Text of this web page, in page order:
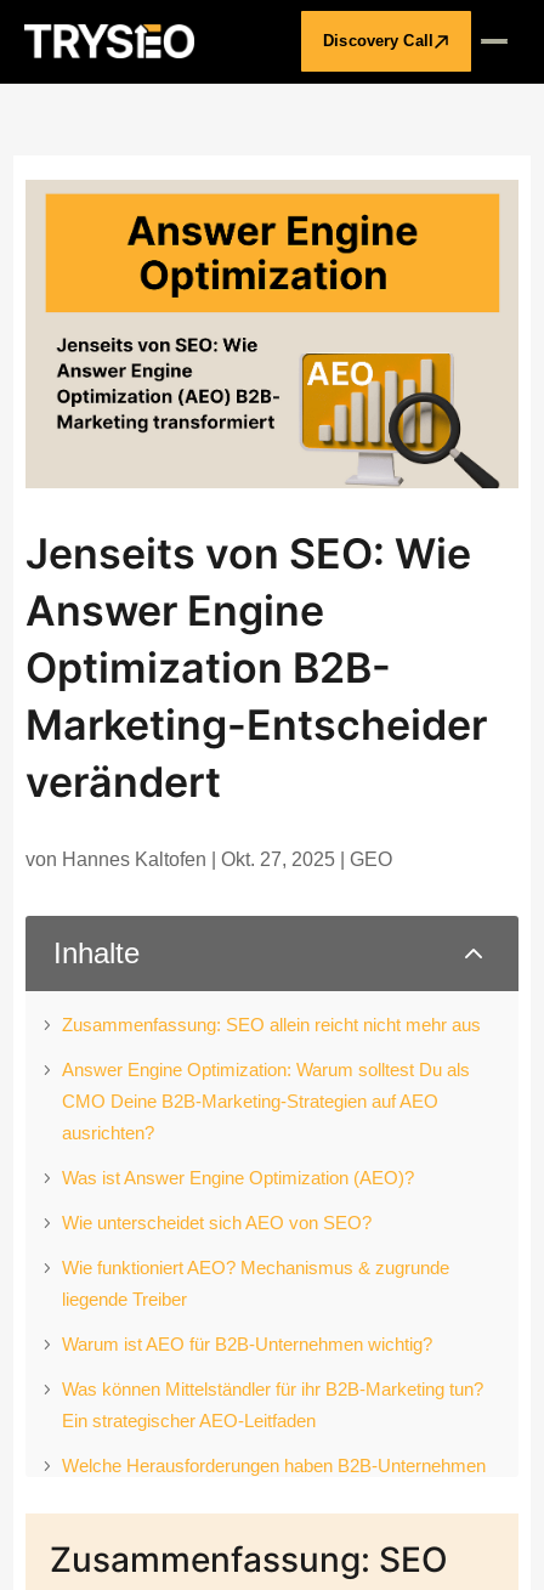
Discovery Call
Jenseits von SEO: Wie
Answer Engine
Optimization B2B-
Marketing-Entscheider
verändert
von Hannes Kaltofen |Okt. 27, 2025 |GEO
Inhalte 2
Zusammenfassung: SEO allein reicht nicht mehr aus
Answer Engine Optimization: Warum solltest Du als
CMO Deine B2B-Marketing-Strategien auf AEO
ausrichten?
Was ist Answer Engine Optimization (AEO)?
Wie unterscheidet sich AEO von SEO?
Wie funktioniert AEO? Mechanismus & zugrunde
liegende Treiber
Warum ist AEO für B2B-Unternehmen wichtig?
Was können Mittelständler für ihr B2B-Marketing tun?
Ein strategischer AEO-Leitfaden
Welche Herausforderungen haben B2B-Unternehmen
Warum ist TRYSEO der richtige Partner für dein B2B
Unternehmen?
Zusammenfassung: SEO